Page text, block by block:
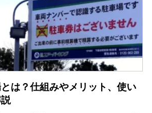
は？仕組みやメリット、使い